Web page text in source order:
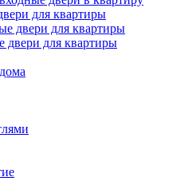
для квартиры
двери для квартиры
двери для квартиры